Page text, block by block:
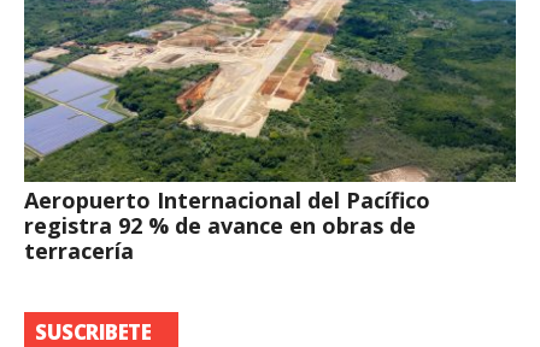
Aeropuerto Internacional del Pacífico
registra 92 % de avance en obras de
terracería
SUSCRIBETE